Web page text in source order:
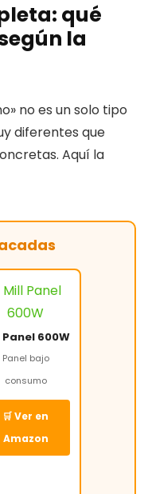
qué
la
no es un solo tipo
diferentes que
Aquí la
Panel 600W
Panel bajo
consumo
🛒 Ver en
Amazon